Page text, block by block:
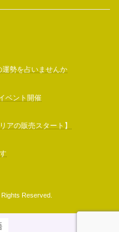
運勢を占いませんか
ベント開催
アの販売スタート】
Reserved.